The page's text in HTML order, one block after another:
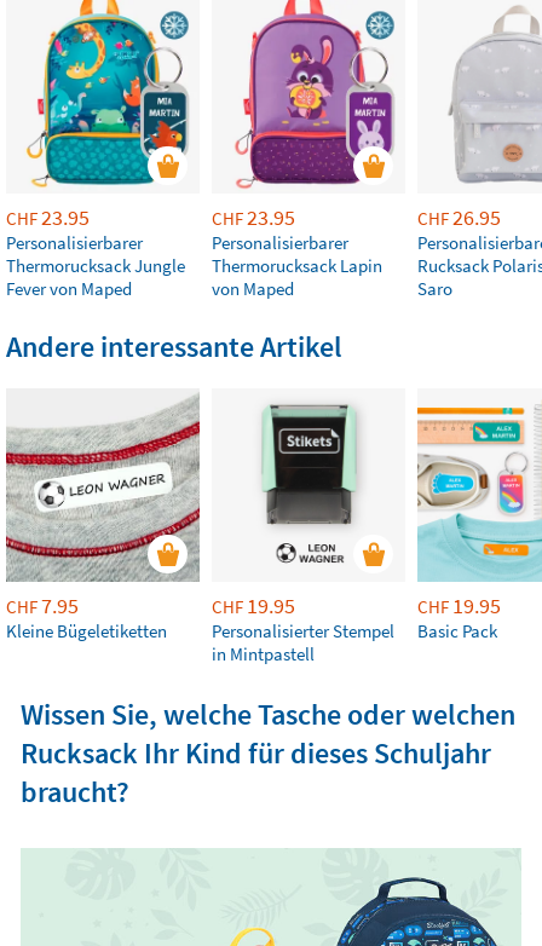
CHF23.95
Personalisierbarer
Thermorucksack Jungle
Fever von Maped
CHF23.95
Personalisierbarer
Thermorucksack Lapin
von Maped
CHF26.95
Rucksack
Saro
Andere interessante Artikel
CHF7.95
Kleine Bügeletiketten
CHF 19.95
Personalisierter Stempel
in Mintpastell
CHF 19.95
Basic Pack
Wissen Sie, welche Tasche oder welchen
Rucksack Ihr Kind für dieses Schuljahr
braucht?